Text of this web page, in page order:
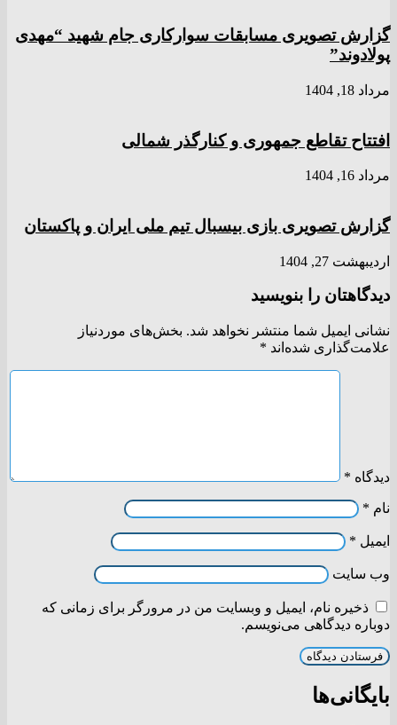
گزارش تصویری مسابقات سوارکاری جام شهید “مهدی
پولادوند”
مرداد 18, 1404
افتتاح تقاطع جمهوری و کنارگذر شمالی
مرداد 16, 1404
گزارش تصویری بازی بیسبال تیم ملی ایران و پاکستان
اردیبهشت 27, 1404
دیدگاهتان را بنویسید
نشانی ایمیل شما منتشر نخواهد شد. بخش‌های موردنیاز
علامت‌گذاری شده‌اند *
دیدگاه *
نام *
ایمیل *
وب‌ سایت
ذخیره نام، ایمیل و وبسایت من در مرورگر برای زمانی که
دوباره دیدگاهی می‌نویسم.
بایگانی‌ها